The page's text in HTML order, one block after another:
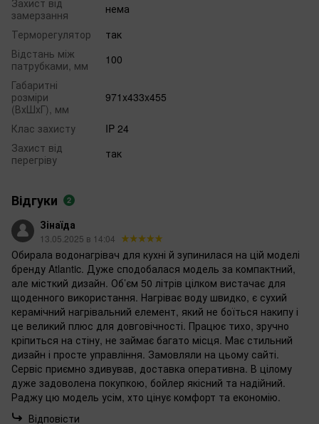
Захист від
замерзання
нема
Терморегулятор
так
Відстань між
патрубками, мм
100
Габаритні
розміри
(ВхШхГ), мм
971x433x455
Клас захисту
IP 24
Захист від
перегріву
так
Відгуки 2
Зінаїда
13.05.2025 в 14:04
Обирала водонагрівач для кухні й зупинилася на цій моделі
бренду Atlantic. Дуже сподобалася модель за компактний,
але місткий дизайн. Об’єм 50 літрів цілком вистачає для
щоденного використання. Нагріває воду швидко, є сухий
керамічний нагрівальний елемент, який не боїться накипу і
це великий плюс для довговічності. Працює тихо, зручно
кріпиться на стіну, не займає багато місця. Має стильний
дизайн і просте управління. Замовляли на цьому сайті.
Сервіс приємно здивував, доставка оперативна. В цілому
дуже задоволена покупкою, бойлер якісний та надійний.
Раджу цю модель усім, хто цінує комфорт та економію.
Відповісти